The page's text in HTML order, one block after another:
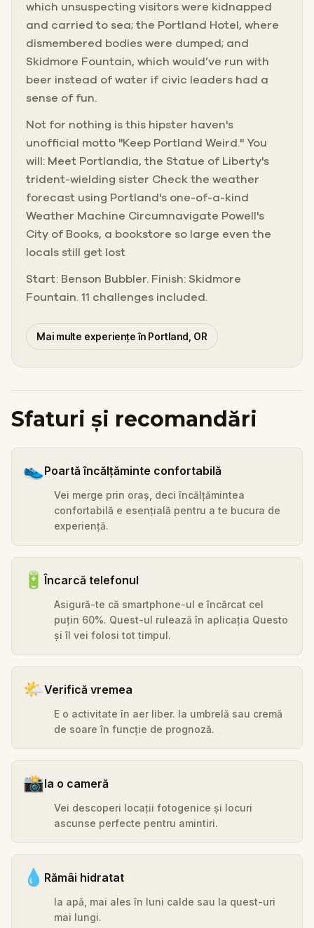
which unsuspecting visitors were kidnapped
and carried to sea; the Portland Hotel, where
dismembered bodies were dumped; and
Skidmore Fountain, which would’ve run with
beer instead of water if civic leaders had a
sense of fun.
Not for nothing is this hipster haven's
unofficial motto "Keep Portland Weird." You
will: Meet Portlandia, the Statue of Liberty's
trident-wielding sister Check the weather
forecast using Portland's one-of-a-kind
Weather Machine Circumnavigate Powell's
City of Books, a bookstore so large even the
locals still get lost
Start: Benson Bubbler. Finish: Skidmore
Fountain. 11 challenges included.
Mai multe experiențe în Portland, OR
Sfaturi și recomandări
👟Poartă încălțăminte confortabilă
Vei merge prin oraș, deci încălțămintea
confortabilă e esențială pentru a te bucura de
experiență.
🔋Încarcă telefonul
Asigură-te că smartphone-ul e încărcat cel
puțin 60%. Quest-ul rulează în aplicația Questo
și îl vei folosi tot timpul.
🌤️Verifică vremea
E o activitate în aer liber. Ia umbrelă sau cremă
de soare în funcție de prognoză.
📸Ia o cameră
Vei descoperi locații fotogenice și locuri
ascunse perfecte pentru amintiri.
💧 Rămâi hidratat
Ia apă, mai ales în luni calde sau la quest-uri
mai lungi.